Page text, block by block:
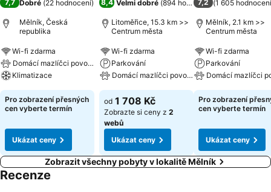
7,7 Dobré (22 hodnocení)
Mělník, Česká
republika
Wi-fi zdarma
Domácí mazlíčci povoleni
Klimatizace
Pro zobrazení přesných
cen vyberte termín
Ukázat ceny
8,4 Velmi dobré (894 hodnocení)
Litoměřice, 15.3 km >>
Centrum města
Wi-fi zdarma
Parkování
Domácí mazlíčci povoleni
od 1 708 Kč
Zobrazte si ceny z 2
webů
Ukázat ceny
7,2 (1 605 hodnocení
Mělník, 2.1 km >>
Centrum města
Wi-fi zdarma
Parkování
Domácí mazlíčci
Pro zobrazení
cen vyberte termín
Ukázat ceny
Zobrazit všechny pobyty v lokalitě Mělník
Recenze